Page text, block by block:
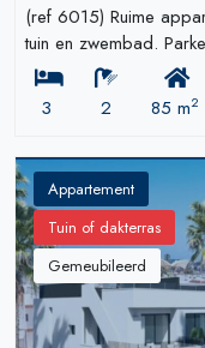
(ref 6015) Ruime
tuin en zwembad.
3 2 85 m2
Appartement
Tuin of dakterras
Gemeubileerd